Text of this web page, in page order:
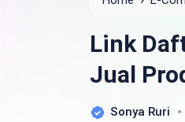
Link
Jual
Sonya Ruri